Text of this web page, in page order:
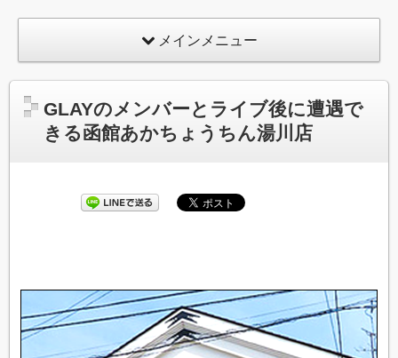
メインメニュー
GLAYのメンバーとライブ後に遭遇で
きる函館あかちょうちん湯川店